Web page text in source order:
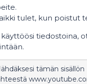
tulet, kun poistut
tiedostoina,
tämän sisällön